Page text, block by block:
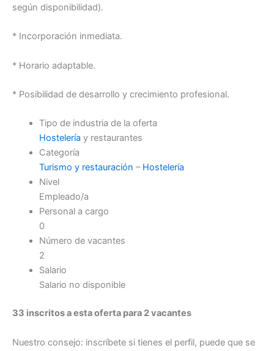
según disponibilidad).
* Incorporación inmediata.
* Horario adaptable.
* Posibilidad de desarrollo y crecimiento profesional.
Tipo de industria de la oferta
Hostelería y restaurantes
Categoría
Turismo y restauración – Hostelería
Nivel
Empleado/a
Personal a cargo
0
Número de vacantes
2
Salario
Salario no disponible
33 inscritos a esta oferta para 2 vacantes
Nuestro consejo: inscríbete si tienes el perfil, puede que se